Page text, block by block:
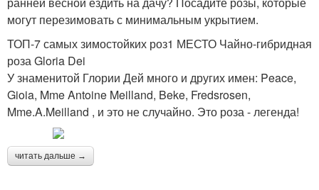
могут перезимовать с минимальным укрытием.
ТОП-7 самых зимостойких роз1 МЕСТО Чайно-гибридная
роза Gloria Dei
У знаменитой Глории Дей много и других имен: Peace,
Gioia, Mme Antoine Meilland, Beke, Fredsrosen,
Mme.A.Meilland , и это не случайно. Это роза - легенда!
читать дальше →